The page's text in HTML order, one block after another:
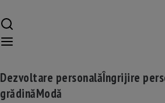
Dezvoltare personalăÎngrijire
grădinăModă